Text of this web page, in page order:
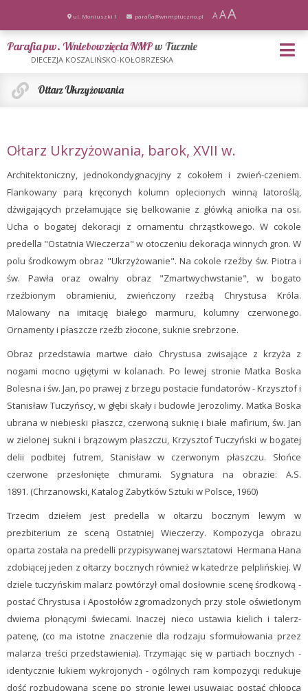
ul. Moniuszki 1 parafia@wnmptuczno.pl AAA
Ołtarz Ukrzyżowania
Ołtarz Ukrzyżowania, barok, XVII w.
Architektoniczny, jednokondygnacyjny z cokołem i zwień-czeniem.
Flankowany parą kręconych kolumn oplecionych winną latoroślą,
dźwigających przełamujące się belkowanie z główką aniołka na osi.
Ucha o bogatej dekoracji z ornamentu chrząstkowego. W cokole
predella "Ostatnia Wieczerza" w otoczeniu dekoracja winnych gron. W
polu środkowym obraz "Ukrzyżowanie". Na cokole rzeźby św. Piotra i
św. Pawła oraz owalny obraz "Zmartwychwstanie", w bogato
rzeźbionym obramieniu, zwieńczony rzeźbą Chrystusa Króla.
Malowany na imitację białego marmuru, kolumny czerwonego.
Ornamenty i płaszcze rzeźb złocone, suknie srebrzone.
Obraz przedstawia martwe ciało Chrystusa zwisające z krzyża z
nogami mocno ugiętymi w kolanach. Po lewej stronie Matka Boska
Bolesna i św. Jan, po prawej z brzegu postacie fundatorów - Krzysztof i
Stanisław Tuczyńscy, w głębi skały i budowle Jerozolimy. Matka Boska
ubrana w niebieski płaszcz, czerwoną suknię i białe mafirium, św. Jan
w zielonej sukni i brązowym płaszczu, Krzysztof Tuczyński w bogatej
delii podbitej futrem, Stanisław w czerwonym płaszczu. Słońce
czerwone przesłonięte chmurami. Sygnatura na obrazie: A.S.
1891. (Chrzanowski, Katalog Zabytków Sztuki w Polsce, 1960)
Trzecim dziełem jest predella w ołtarzu bocznym lewym w
prezbiterium ze sceną Ostatniej Wieczerzy. Kompozycja obrazu
oparta została na predelli przypisywanej warsztatowi Hermana Hana
zdobiącej jeden z ołtarzy bocznych również w katedrze pelplińskiej. W
dziele tuczyńskim malarz powtórzył omal dosłownie scenę środkową -
postać Chrystusa i Apostołów zgromadzonych przy stole oświetlonym
dwiema płonącymi świecami. Inaczej nieco ustawia kielich i talerz-
patenę, (co ma istotne znaczenie dla rodzaju sformułowania przez
malarza treści przedstawienia). Trzymając się w partiach bocznych -
identycznie łukiem wykrojonych - ogólnych ram kompozycji redukuje
dość rozbudowaną scenę po stronie lewej usuwając postać chłopca
Parafia pw. Wniebowzięcia NMPw Tucznie
DIECEZJA KOSZALIŃSKO-KOŁOBRZESKA